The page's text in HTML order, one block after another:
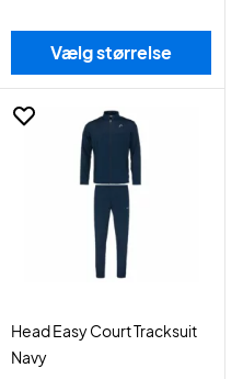
Vælg størrelse
Head Easy Court Tracksuit
Navy